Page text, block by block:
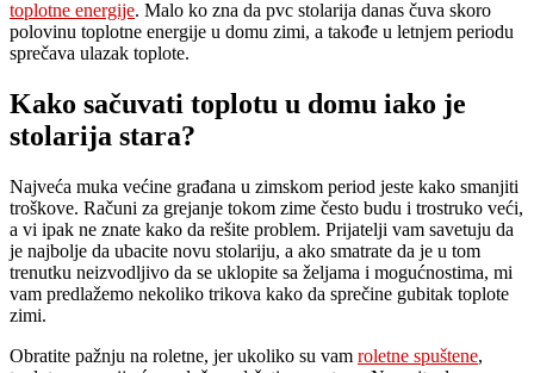
toplotne energije. Malo ko zna da pvc stolarija danas čuva skoro
polovinu toplotne energije u domu zimi, a takođe u letnjem periodu
sprečava ulazak toplote.
Kako sačuvati toplotu u domu iako je
stolarija stara?
Najveća muka većine građana u zimskom period jeste kako smanjiti
troškove. Računi za grejanje tokom zime često budu i trostruko veći,
a vi ipak ne znate kako da rešite problem. Prijatelji vam savetuju da
je najbolje da ubacite novu stolariju, a ako smatrate da je u tom
trenutku neizvodljivo da se uklopite sa željama i mogućnostima, mi
vam predlažemo nekoliko trikova kako da sprečine gubitak toplote
zimi.
Obratite pažnju na roletne, jer ukoliko su vam roletne spuštene,